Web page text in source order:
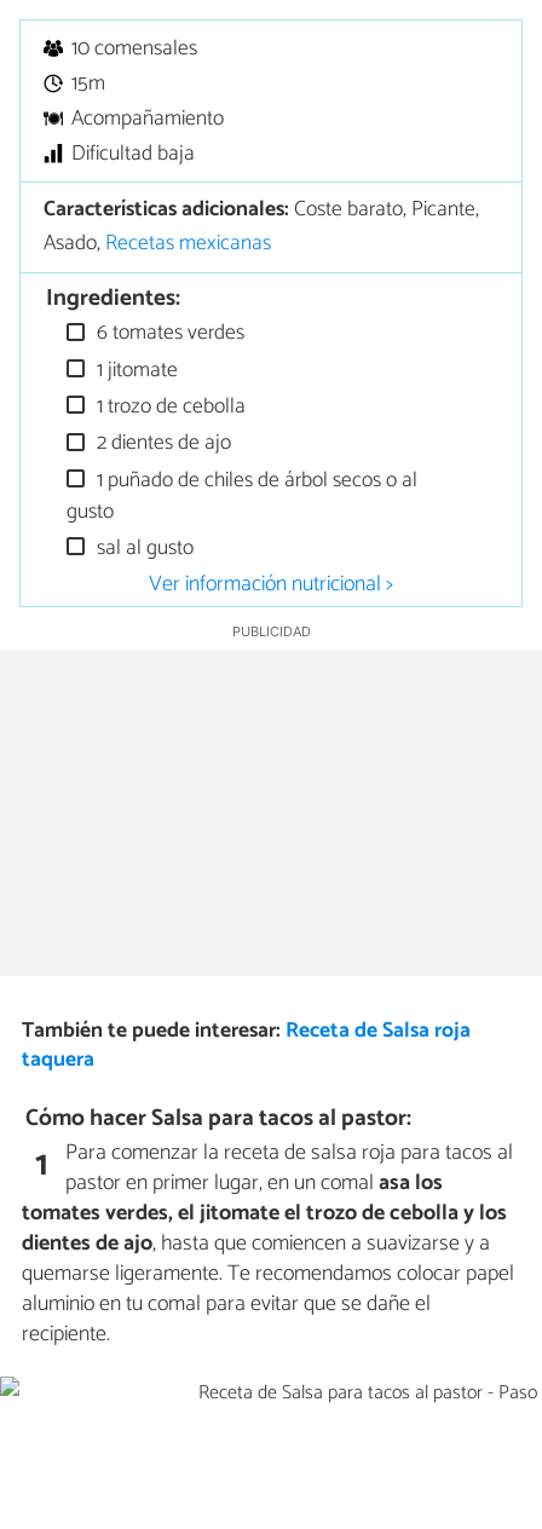
10 comensales
15m
Acompañamiento
Dificultad baja
Características adicionales:Coste barato, Picante,
Asado,Recetas mexicanas
Ingredientes:
6 tomates verdes
1 jitomate
1 trozo de cebolla
2 dientes de ajo
1 puñado de chiles de árbol secos o al
gusto
sal al gusto
Ver información nutricional >
También te puede interesar: Receta de Salsa roja
taquera
Cómo hacer Salsa para tacos al pastor:
1 Para comenzar la receta de salsa roja para tacos al
pastor en primer lugar, en un comalasa los
tomates verdes, el jitomate el trozo de cebolla y los
dientes de ajo, hasta que comiencen a suavizarse y a
quemarse ligeramente. Te recomendamos colocar papel
aluminio en tu comal para evitar que se dañe el
recipiente.